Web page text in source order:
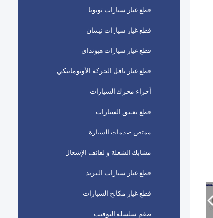
قطع غيار سيارات تويوتا
قطع غيار سيارات نيسان
قطع غيار سيارات هيونداي
قطع غيار ناقل الحركة الأوتوماتيكي
أجزاء محرك السيارات
قطع تعليق السيارات
ممتص صدمات السيارة
مشابك الشعلة و لفائف الإشعال
قطع غيار سيارات التبريد
قطع غيار مكابح السيارات
طقم سلسلة التوقيت